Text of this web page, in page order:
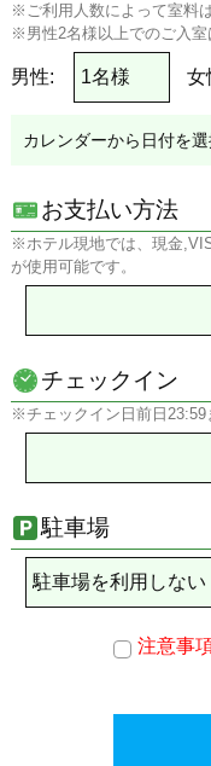
※ご利用人数によって室料は
※男性2名様以上でのご入室
男性: 女
カレンダーから日付を
お支払い方法
※ホテル現地では、現金
が使用可能です。
チェックイン
※チェックイン日前日23:59
駐車場
注意事